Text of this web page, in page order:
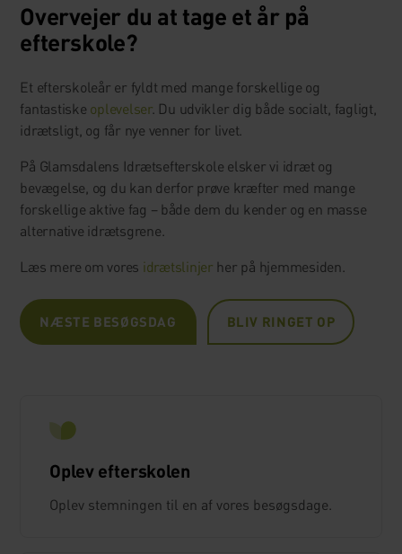
Overvejer du at tage et år på
efterskole?
Et efterskoleår er fyldt med mange forskellige og
fantastiske oplevelser. Du udvikler dig både socialt, fagligt,
idrætsligt, og får nye venner for livet.
På Glamsdalens Idrætsefterskole elsker vi idræt og
bevægelse, og du kan derfor prøve kræfter med mange
forskellige aktive fag – både dem du kender og en masse
alternative idrætsgrene.
Læs mere om vores idrætslinjer her på hjemmesiden.
NÆSTE BESØGSDAG BLIV RINGET OP
Oplev efterskolen
Oplev stemningen til en af vores besøgsdage.